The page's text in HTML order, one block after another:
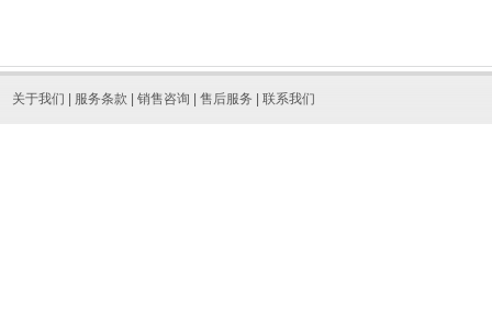
关于我们 服务条款 销售咨询 售后服务 联系我们